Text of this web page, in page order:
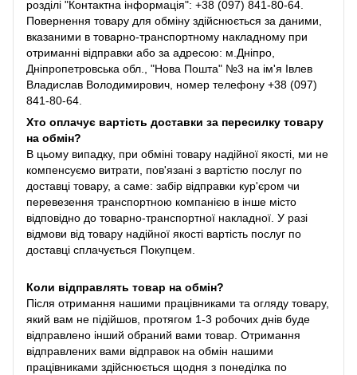
розділі "Контактна інформація": +38 (097) 841-80-64.
Повернення товару для обміну здійснюється за даними,
вказаними в товарно-транспортному накладному при
отриманні відправки або за адресою: м.Дніпро,
Дніпропетровська обл., "Нова Пошта" №3 на ім'я Івлев
Владислав Володимирович, номер телефону +38 (097)
841-80-64.
Хто оплачує вартість доставки за пересилку товару
на обмін?
В цьому випадку, при обміні товару надійної якості, ми не
компенсуємо витрати, пов'язані з вартістю послуг по
доставці товару, а саме: забір відправки кур'єром чи
перевезення транспортною компанією в інше місто
відповідно до товарно-транспортної накладної. У разі
відмови від товару надійної якості вартість послуг по
доставці сплачується Покупцем.
Коли відправлять товар на обмін?
Після отримання нашими працівниками та огляду товару,
який вам не підійшов, протягом 1-3 робочих днів буде
відправлено інший обраний вами товар. Отримання
відправлених вами відправок на обмін нашими
працівниками здійснюється щодня з понеділка по